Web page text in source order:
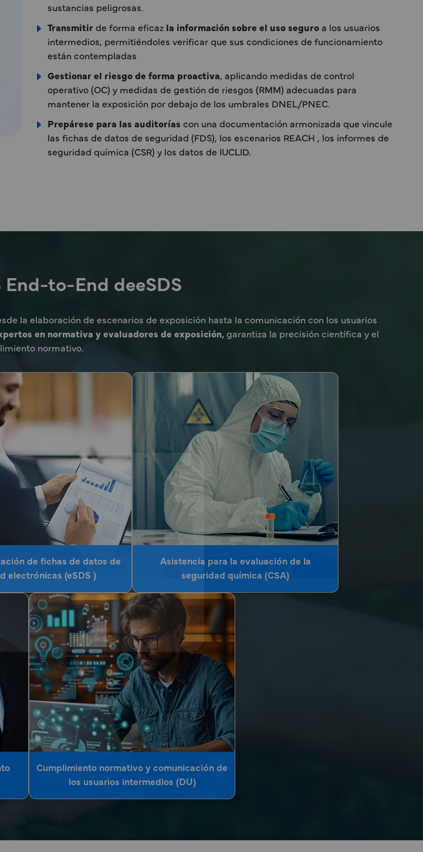
×
sustancias peligrosas.
Transmitirde forma eficaz la información sobre el uso seguroa los usuarios
intermedios, permitiéndoles verificar que sus condiciones de funcionamiento
están contempladas
Gestionar el riesgo de forma proactiva, aplicando medidas de control
operativo (OC) y medidas de gestión de riesgos (RMM) adecuadas para
mantener la exposición por debajo de los umbrales DNEL/PNEC.
Prepárese para las auditorías con una documentación armonizada que vincule
las fichas de datos de seguridad (FDS), los escenarios REACH , los informes de
seguridad química (CSR) y los datos de IUCLID.
End-to-End deeSDS
la elaboración de escenarios de exposición hasta la comunicación con los usuarios
en normativa y evaluadores de exposición,garantiza la precisión científica y el
normativo.
de fichas de datos de
electrónicas (eSDS )
Asistencia para la evaluación de la
seguridad química (CSA)
Cumplimiento normativo y comunicación de
los usuarios intermedios (DU)